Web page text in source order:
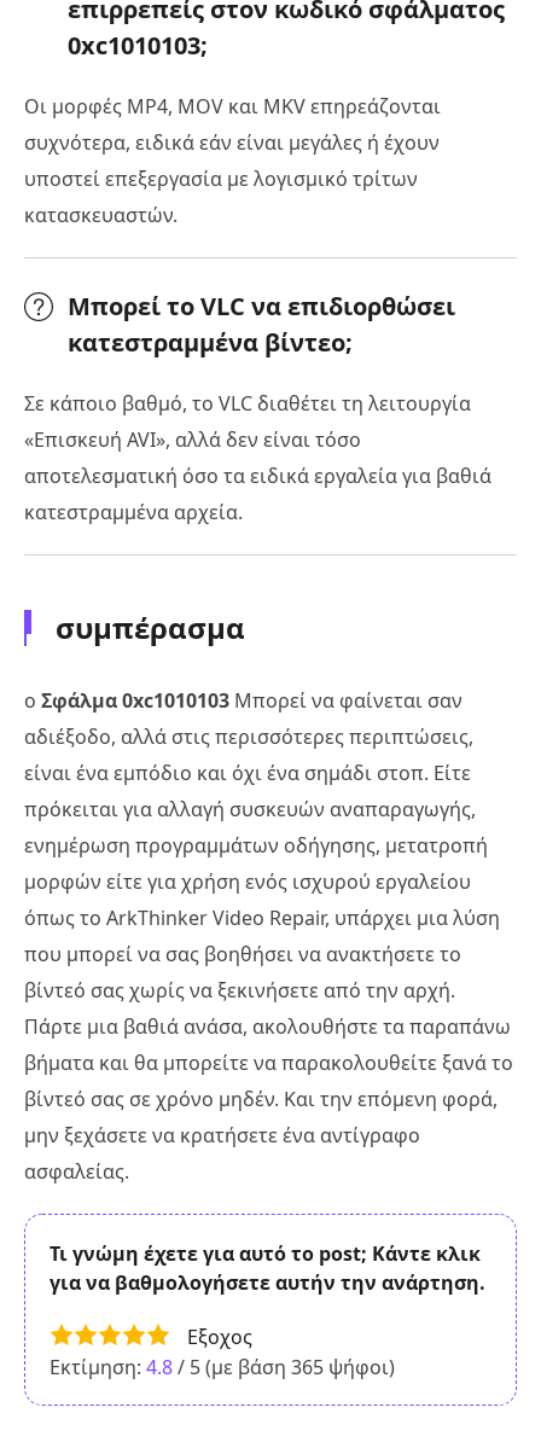
επιρρεπείς στον κωδικό σφάλματος
0xc1010103;
Οι μορφές MP4, MOV και MKV επηρεάζονται
συχνότερα, ειδικά εάν είναι μεγάλες ή έχουν
υποστεί επεξεργασία με λογισμικό τρίτων
κατασκευαστών.
Μπορεί το VLC να επιδιορθώσει
κατεστραμμένα βίντεο;
Σε κάποιο βαθμό, το VLC διαθέτει τη λειτουργία
«Επισκευή AVI», αλλά δεν είναι τόσο
αποτελεσματική όσο τα ειδικά εργαλεία για βαθιά
κατεστραμμένα αρχεία.
συμπέρασμα
ο Σφάλμα 0xc1010103 Μπορεί να φαίνεται σαν
αδιέξοδο, αλλά στις περισσότερες περιπτώσεις,
είναι ένα εμπόδιο και όχι ένα σημάδι στοπ. Είτε
πρόκειται για αλλαγή συσκευών αναπαραγωγής,
ενημέρωση προγραμμάτων οδήγησης, μετατροπή
μορφών είτε για χρήση ενός ισχυρού εργαλείου
όπως το ArkThinker Video Repair, υπάρχει μια λύση
που μπορεί να σας βοηθήσει να ανακτήσετε το
βίντεό σας χωρίς να ξεκινήσετε από την αρχή.
Πάρτε μια βαθιά ανάσα, ακολουθήστε τα παραπάνω
βήματα και θα μπορείτε να παρακολουθείτε ξανά το
βίντεό σας σε χρόνο μηδέν. Και την επόμενη φορά,
μην ξεχάσετε να κρατήσετε ένα αντίγραφο
ασφαλείας.
Τι γνώμη έχετε για αυτό το post; Κάντε κλικ
για να βαθμολογήσετε αυτήν την ανάρτηση.
Εξοχος
Εκτίμηση: 4.8/ 5 (με βάση 365 ψήφοι)